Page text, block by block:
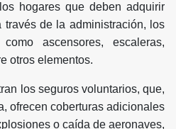
hogares que deben adquirir
través de la administración, los
ascensores, escaleras,
otros elementos.
los seguros voluntarios, que,
ofrecen coberturas adicionales
o caída de aeronaves,